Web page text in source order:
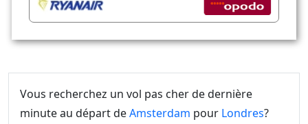
Vous recherchez un vol pas cher de dernière
minute au départ deAmsterdam pour Londres?